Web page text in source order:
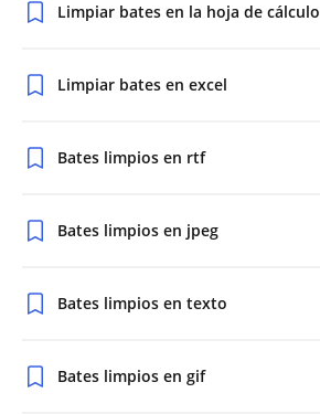
Limpiar bates en la hoja de cálculo
Limpiar bates en excel
Bates limpios en rtf
Bates limpios en jpeg
Bates limpios en texto
Bates limpios en gif